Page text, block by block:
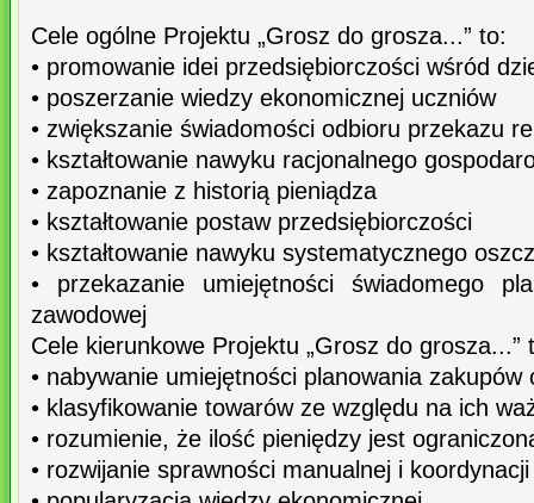
Cele ogólne Projektu „Grosz do grosza...” to:
• promowanie idei przedsiębiorczości wśród
• poszerzanie wiedzy ekonomicznej uczniów
• zwiększanie świadomości odbioru przekazu
• kształtowanie nawyku racjonalnego
• zapoznanie z historią pieniądza
• kształtowanie postaw przedsiębiorczości
• kształtowanie nawyku systematycznego
• przekazanie umiejętności świadomego
zawodowej
Cele kierunkowe Projektu „Grosz do grosza...”
• nabywanie umiejętności planowania
• klasyfikowanie towarów ze względu na ich
• rozumienie, że ilość pieniędzy jest
• rozwijanie sprawności manualnej i